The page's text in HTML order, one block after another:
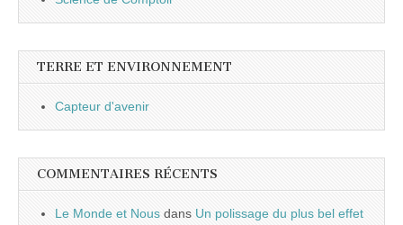
TERRE ET ENVIRONNEMENT
Capteur d'avenir
COMMENTAIRES RÉCENTS
Le Monde et Nous dans Un polissage du plus bel effet